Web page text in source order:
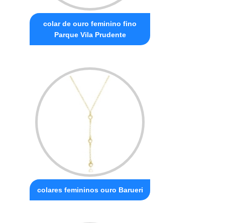
colar de ouro feminino fino
Parque Vila Prudente
colares femininos ouro Barueri